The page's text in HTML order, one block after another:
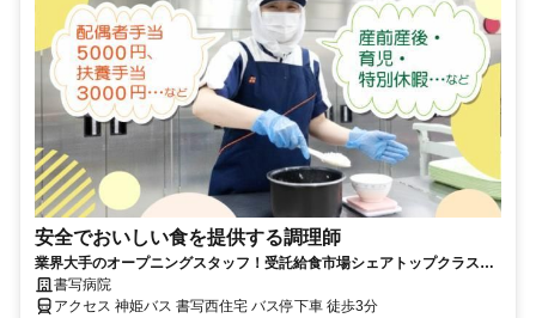
安全でおいしい食を提供する調理師
業界大手のオープニングスタッフ！受託給食市場シェアトップクラスの
安定感◎要調理師資格
書写病院
アクセス 神姫バス 書写西住宅 バス停下車 徒歩3分